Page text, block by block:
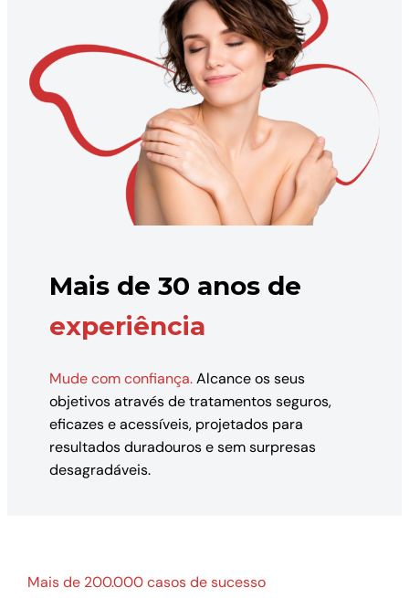
Mais de 30 anos de
experiência
Mude com confiança.Alcance os seus
objetivos através de tratamentos seguros,
eficazes e acessíveis, projetados para
resultados duradouros e sem surpresas
desagradáveis.
Mais de 200.000 casos de sucesso